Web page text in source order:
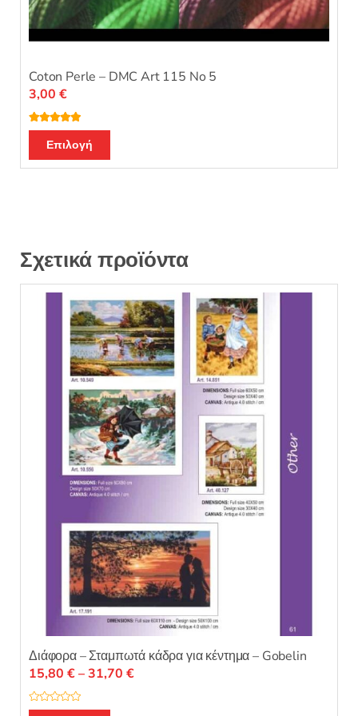
Coton Perle – DMC Art 115 No 5
Βαθμολογή
θηκε με5.00
από 5
3,00 €
Επιλογή
το
Οι
επιλογές
να
επιλεγούν
στη
σελίδα
του
προϊόντος
Σχετικά προϊόντα
Διάφορα – Σταμπωτά κάδρα για κέντημα – Gobelin
Β
15,80 €–31,70 €Price